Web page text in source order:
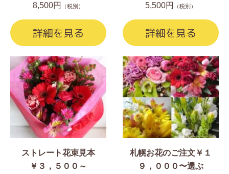
8,500円
（税別）
詳細を見る
5,500円
（税別）
詳細を見る
ストレート花束見本
￥３，５００～
札幌お花のご注文￥１
９，０００〜選ぶ